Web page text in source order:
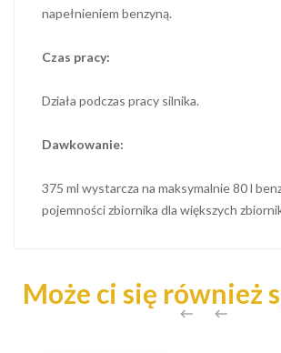
napełnieniem benzyną.
Czas pracy:
Działa podczas pracy silnika.
Dawkowanie:
375 ml wystarcza na maksymalnie 80 l
pojemności zbiornika dla większych
Może ci się również
 